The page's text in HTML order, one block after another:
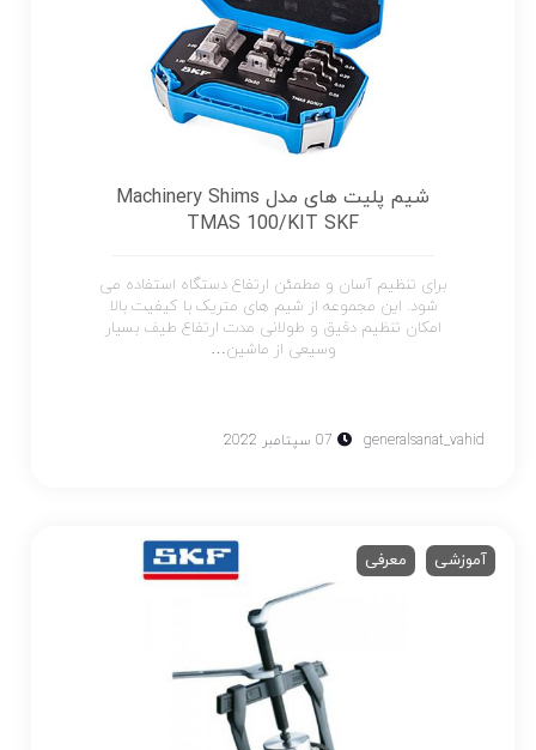
شیم پلیت های مدل Machinery Shims
TMAS 100/KIT SKF
برای تنظیم آسان و مطمئن ارتفاع دستگاه استفاده می
شود. این مجموعه از شیم های متریک با کیفیت بالا
امکان تنظیم دقیق و طولانی مدت ارتفاع طیف بسیار
وسیعی از ماشین…
generalsanat_vahid 07 سپتامبر 2022
آموزشی معرفی